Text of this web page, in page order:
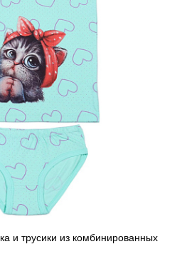
и трусики из комбинированных